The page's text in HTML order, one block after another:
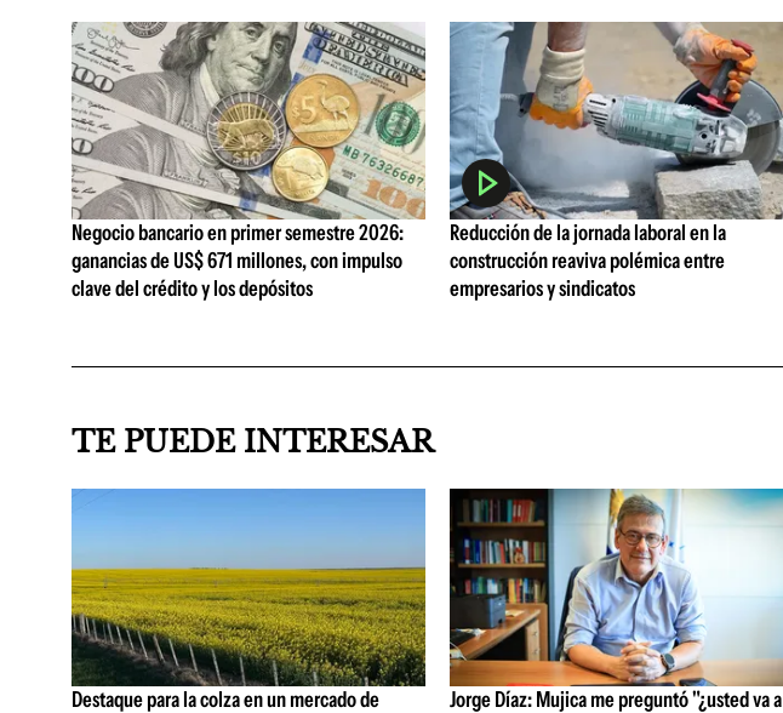
Negocio bancario en primer semestre 2026:
ganancias de US$ 671 millones, con impulso
clave del crédito y los depósitos
Reducción de la jornada laboral en la
construcción reaviva polémica entre
empresarios y sindicatos
TE PUEDE INTERESAR
Destaque para la colza en un mercado de Jorge Díaz: Mujica me preguntó "¿usted va a